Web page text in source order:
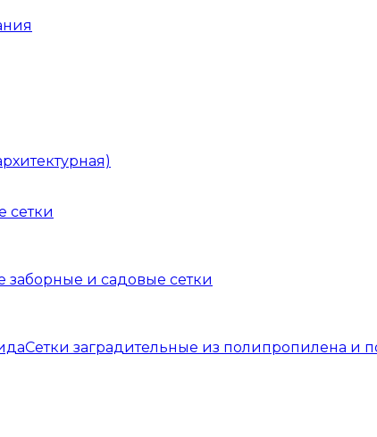
сетки
заборные и садовые сетки
Сетки заградительные из полипропилена и